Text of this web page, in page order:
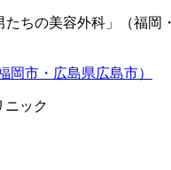
ちの美容外科」（福岡
ニック